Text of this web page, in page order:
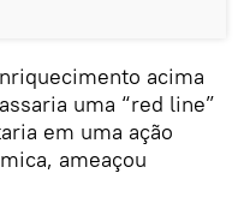
acima
uma “red line”
em uma ação
ameaçou